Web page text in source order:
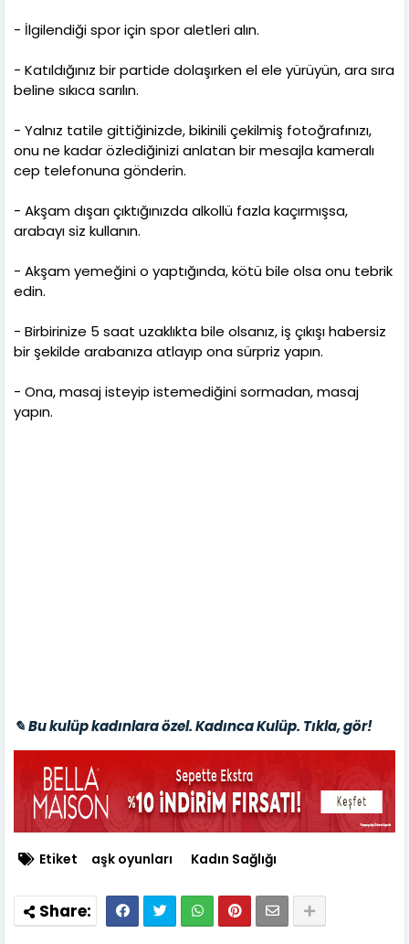
- İlgilendiği spor için spor aletleri alın.
- Katıldığınız bir partide dolaşırken el ele yürüyün, ara sıra
beline sıkıca sarılın.
- Yalnız tatile gittiğinizde, bikinili çekilmiş fotoğrafınızı,
onu ne kadar özlediğinizi anlatan bir mesajla kameralı
cep telefonuna gönderin.
- Akşam dışarı çıktığınızda alkollü fazla kaçırmışsa,
arabayı siz kullanın.
- Akşam yemeğini o yaptığında, kötü bile olsa onu tebrik
edin.
- Birbirinize 5 saat uzaklıkta bile olsanız, iş çıkışı habersiz
bir şekilde arabanıza atlayıp ona sürpriz yapın.
- Ona, masaj isteyip istemediğini sormadan, masaj
yapın.
✎ Bu kulüp kadınlara özel. Kadınca Kulüp. Tıkla, gör!
Etiket aşk oyunları Kadın Sağlığı